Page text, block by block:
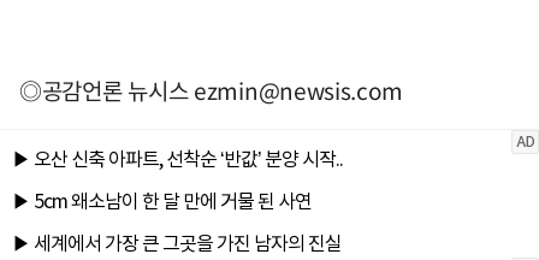
◎공감언론 뉴시스ezmin@newsis.com